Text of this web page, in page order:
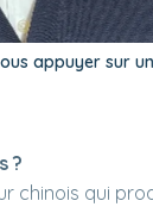
appuyer sur
?
chinois qui